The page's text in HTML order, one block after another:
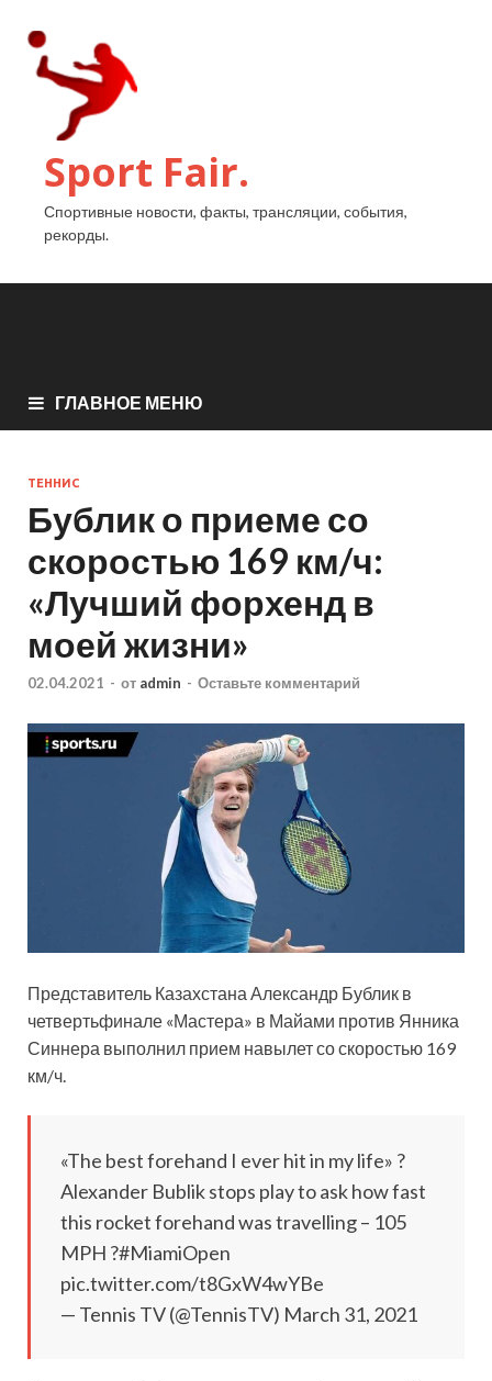
Sport Fair.
Спортивные новости, факты, трансляции, события,
рекорды.
ГЛАВНОЕ МЕНЮ
ТЕННИС
Бублик о приеме со
скоростью 169 км/ч:
«Лучший форхенд в
моей жизни»
02.04.2021 - от admin - Оставьте комментарий
Представитель Казахстана Александр Бублик в
четвертьфинале «Мастера» в Майами против Янника
Синнера выполнил прием навылет со скоростью 169
км/ч.
«The best forehand I ever hit in my life» ?
Alexander Bublik stops play to ask how fast
this rocket forehand was travelling – 105
MPH ?#MiamiOpen
pic.twitter.com/t8GxW4wYBe
— Tennis TV (@TennisTV) March 31, 2021